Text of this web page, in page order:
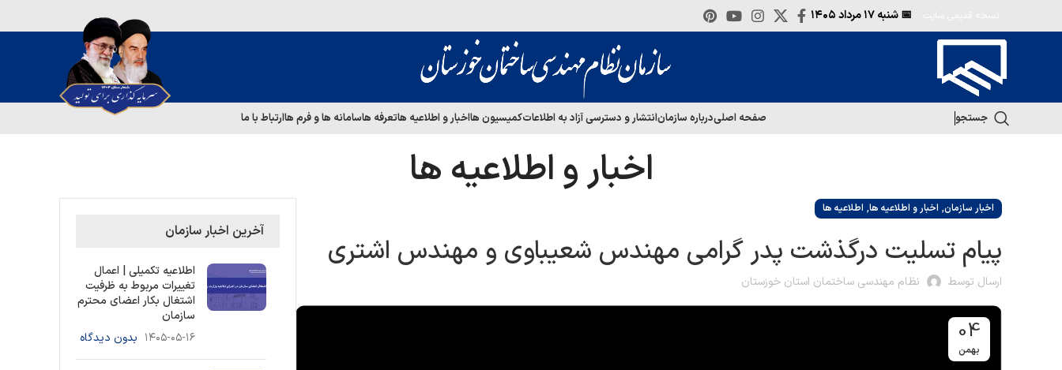
📅 شنبه
جستجو صفحه اصلیدرباره سازمانانتشار و دسترسی آزاد به اطلاعاتکمیسیون هااخبار و اطلاعیه هاتعرفه هاسامانه ها و فرم هاارتباط با ما
اخبار و اطلاعیه ها
اخبار سازمان, اخبار و اطلاعیه ها, اطلاعیه ها
پیام تسلیت درگذشت پدر گرامی مهندس شعیباوی و مهندس اشتری
ارسال توسط نظام مهندسی ساختمان استان خوزستان
04
بهمن
آخرین اخبار سازمان
اطلاعیه تکمیلی | اعمال
تغییرات مربوط به ظرفیت
اشتغال بکار اعضای محترم
سازمان
۱۴۰۵-۰۵-۱۶ بدون دیدگاه